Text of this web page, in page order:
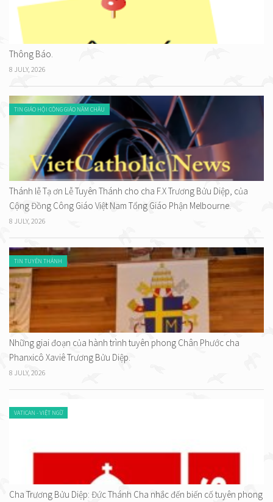
Thông Báo.
8 JULY, 2026
TIN GIÁO HỘI CÔNG GIÁO NĂM CHÂU
Thánh lễ Tạ ơn Lễ Tuyên Thánh cho cha F.X Trương Bửu Diệp, của
Cộng Đồng Công Giáo Việt Nam Tổng Giáo Phận Melbourne.
8 JULY, 2026
TIN TUYÊN THÁNH
Những giai đoạn của hành trình tuyên phong Chân Phước cha
Phanxicô Xaviê Trương Bửu Diệp.
8 JULY, 2026
VATICAN - VIỆT NGỮ
Cha Trương Bửu Diệp: Đức Thánh Cha nhắc đến biến cố tuyên phong